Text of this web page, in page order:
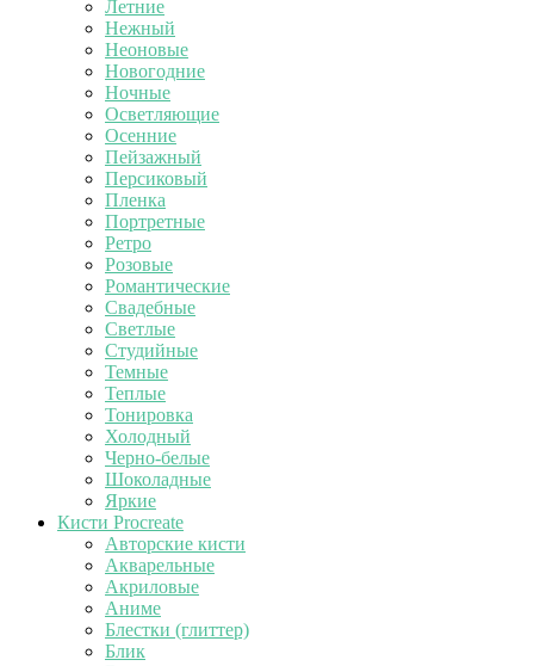
Летние
Нежный
Неоновые
Новогодние
Ночные
Осветляющие
Осенние
Пейзажный
Персиковый
Пленка
Портретные
Ретро
Розовые
Романтические
Свадебные
Светлые
Студийные
Темные
Теплые
Тонировка
Холодный
Черно-белые
Шоколадные
Яркие
Кисти Procreate
Авторские кисти
Акварельные
Акриловые
Аниме
Блестки (глиттер)
Блик